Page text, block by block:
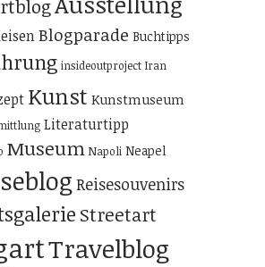
Blogparade Buchtipps
insideoutproject Iran
Kunst Kunstmuseum
Literaturtipp
Museum Napoli Neapel
Reisesouvenirs
Streetart
Travelblog